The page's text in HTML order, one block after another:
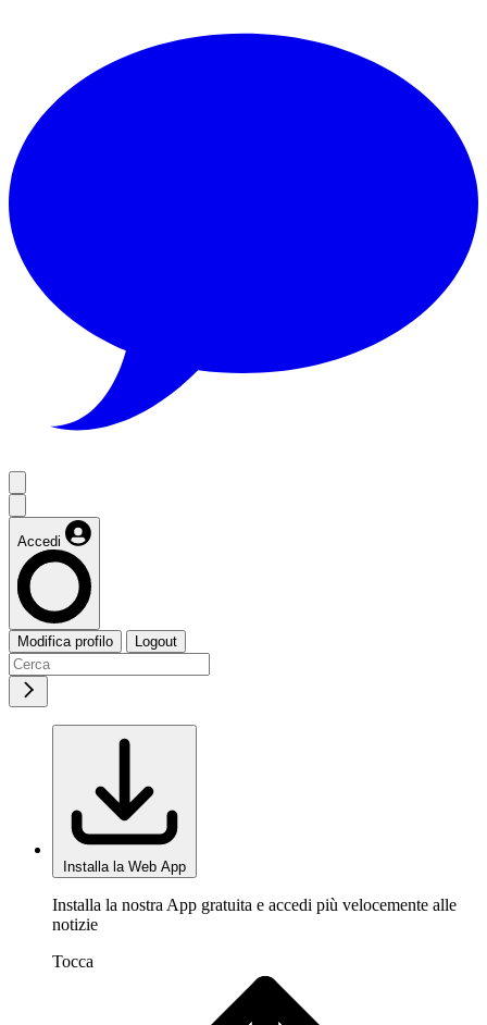
Accedi
Modifica profilo Logout
Installa la Web App
Installa la nostra App gratuita e accedi più velocemente alle
notizie
Tocca